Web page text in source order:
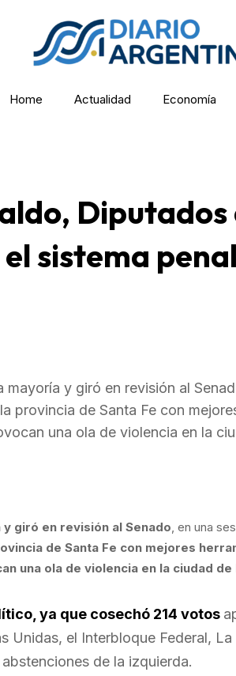
Home Actualidad Economía
sistema
y giró en revisión al
provincia de Santa Fe con
una ola de violencia en la
giró en revisión al Senado, en una
de Santa Fe con mejores
una ola de violencia en la ciudad de
ya que cosechó 214 votos
Unidas, el Interbloque Federal,
de la izquierda.